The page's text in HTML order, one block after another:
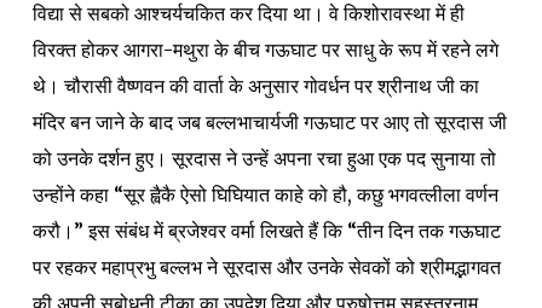
विद्या से सबको आश्चर्यचकित कर दिया था। वे किशोरावस्था में ही
विरक्त होकर आगरा-मथुरा के बीच गऊघाट पर साधु के रूप में रहने लगे
थे।चौरासी वैष्णवन की वार्ताके अनुसार गोवर्धन पर श्रीनाथ जी का
मंदिर बन जाने के बाद जब बल्लभाचार्यजी गऊघाट पर आए तो सूरदास जी
को उनके दर्शन हुए। सूरदास ने उन्हें अपना रचा हुआ एक पद सुनाया तो
उन्होंने कहा “सूर ह्वैकै ऐसो घिघियात काहे को हौ, कछु भगवत्लीला वर्णन
करौ।” इस संबंध में ब्रजेश्वर वर्मा लिखते हैं कि “तीन दिन तक गऊघाट
पर रहकर महाप्रभु बल्लभ ने सूरदास और उनके सेवकों को श्रीमद्भागवत
की अपनी सुबोधनी टीका का उपदेश दिया और पुरुषोत्तम सहस्त्रनाम